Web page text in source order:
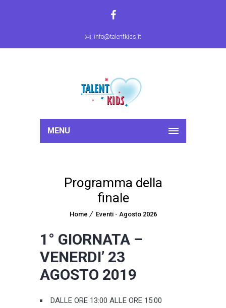
info@talentkids.it
MENU
Programma della
finale
Home Eventi - Agosto 2026
1° GIORNATA –
VENERDI’ 23
AGOSTO 2019
DALLE ORE 13:00 ALLE ORE 15:00